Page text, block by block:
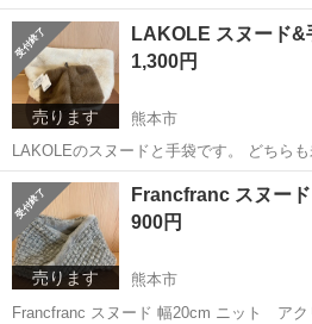
ウン おおよそ30×25×11,5 2リットルのペットボトルと比べているので
参考にされてください。 犬を飼育しております。気になる方はご遠慮
ください。
熊本 熊本市
売ります
LAKOLE スヌード&
1,300円
熊本市
LAKOLEのスヌードと手袋です。 どちらも未使用ですがスヌードの方
はタグを切ってしまいました… 手袋は指無しです。 スヌード→オフホ
ワイト 手袋→ブラウン 犬を飼育しております。 気になる方はご遠慮
ください。
熊本 熊本市 その他 LAKOLE
売ります
Francfranc スヌード
900円
熊本市
Francfranc スヌード 幅20cm ニット アクリル100% ファー ポリエ